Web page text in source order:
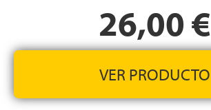
26,00 €
VER PRODUCTO